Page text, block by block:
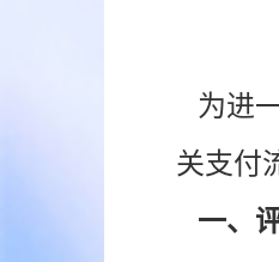
为进
关支付
一、